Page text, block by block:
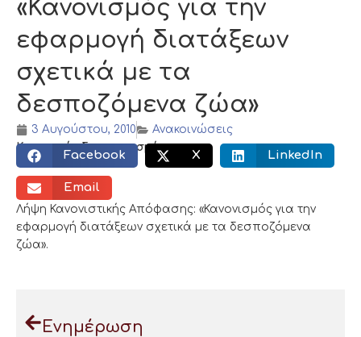
«Κανονισμός για την
εφαρμογή διατάξεων
σχετικά με τα
δεσποζόμενα ζώα»
3 Αυγούστου, 2010
Ανακοινώσεις
Κοινωνικός διαμοιρασμός:
Facebook X LinkedIn
Email
Λήψη Κανονιστικής Απόφασης: «Κανονισμός για την
εφαρμογή διατάξεων σχετικά με τα δεσποζόμενα
ζώα».
Ενημέρωση